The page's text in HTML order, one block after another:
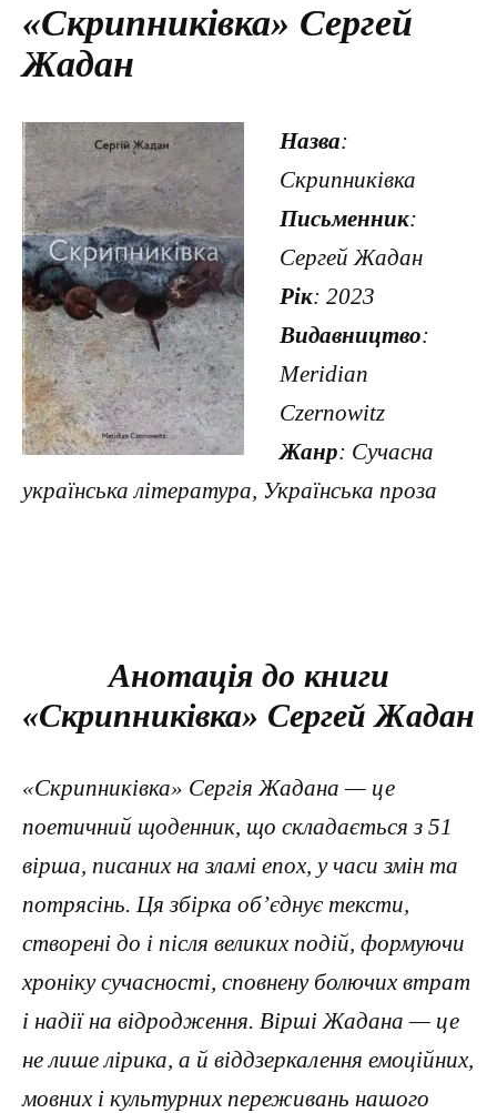
«Скрипниківка» Сергей
Жадан
Назва:
Скрипниківка
Письменник:
Сергей Жадан
Рік: 2023
Видавництво:
Meridian
Czernowitz
Жанр: Сучасна
українська література, Українська проза
Анотація до книги
«Скрипниківка» Сергей Жадан
«Скрипниківка» Сергія Жадана — це
поетичний щоденник, що складається з 51
вірша, писаних на зламі епох, у часи змін та
потрясінь. Ця збірка об’єднує тексти,
створені до і після великих подій, формуючи
хроніку сучасності, сповнену болючих втрат
і надії на відродження. Вірші Жадана — це
не лише лірика, а й віддзеркалення емоційних,
мовних і культурних переживань нашого